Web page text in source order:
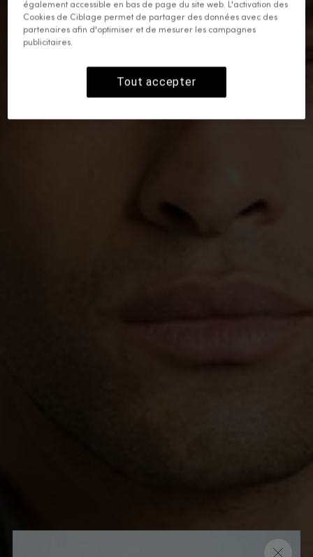
également accessible en bas de page du site web. L'activation des
Cookies de Ciblage permet de partager des données avec des
partenaires afin d'optimiser et de mesurer les campagnes
publicitaires.
Tout accepter